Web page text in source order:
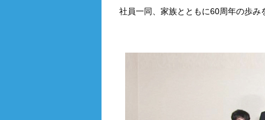
社員一同、家族とともに60周年の歩み